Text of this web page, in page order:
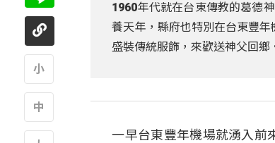
1960年代就在台東傳教的葛德
養天年，縣府也特別在台東豐
盛裝傳統服飾，來歡送神父回鄉
一早台東豐年機場就湧入前